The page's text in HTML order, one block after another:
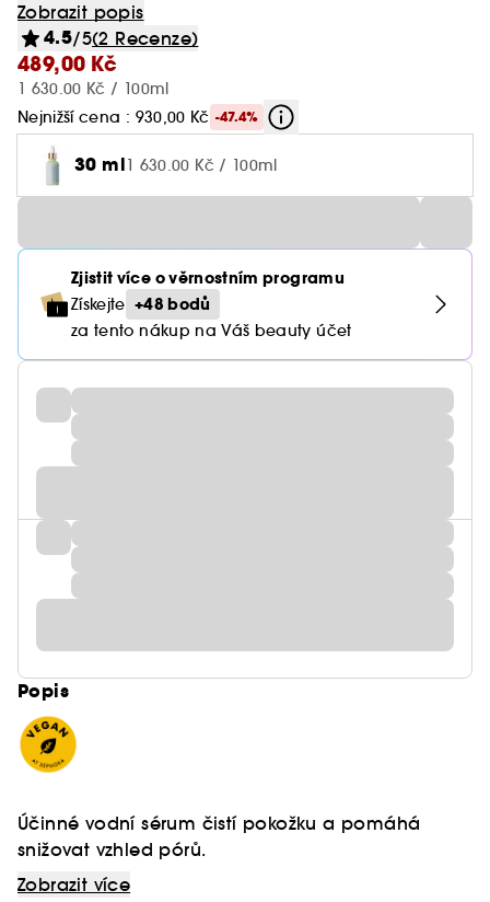
Zobrazit popis
4.5/5(2 Recenze)
489,00 Kč
1 630.00 Kč / 100ml
Nejnižší cena : 930,00 Kč -47.4%
30 ml1 630.00 Kč / 100ml
Zjistit více o věrnostním programu
Získejte +48 bodů
za tento nákup na Váš beauty účet
Popis
Účinné vodní sérum čistí pokožku a pomáhá
snižovat vzhled pórů.
Zobrazit více